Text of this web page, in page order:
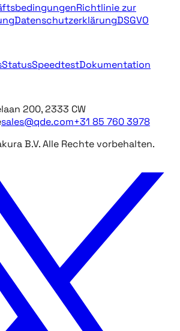
Richtlinie zur
DatenschutzerklärungDSGVO
StatusSpeedtestDokumentation
200, 2333 CW
sales@qde.com+31 85 760 3978
B.V. Alle Rechte vorbehalten.